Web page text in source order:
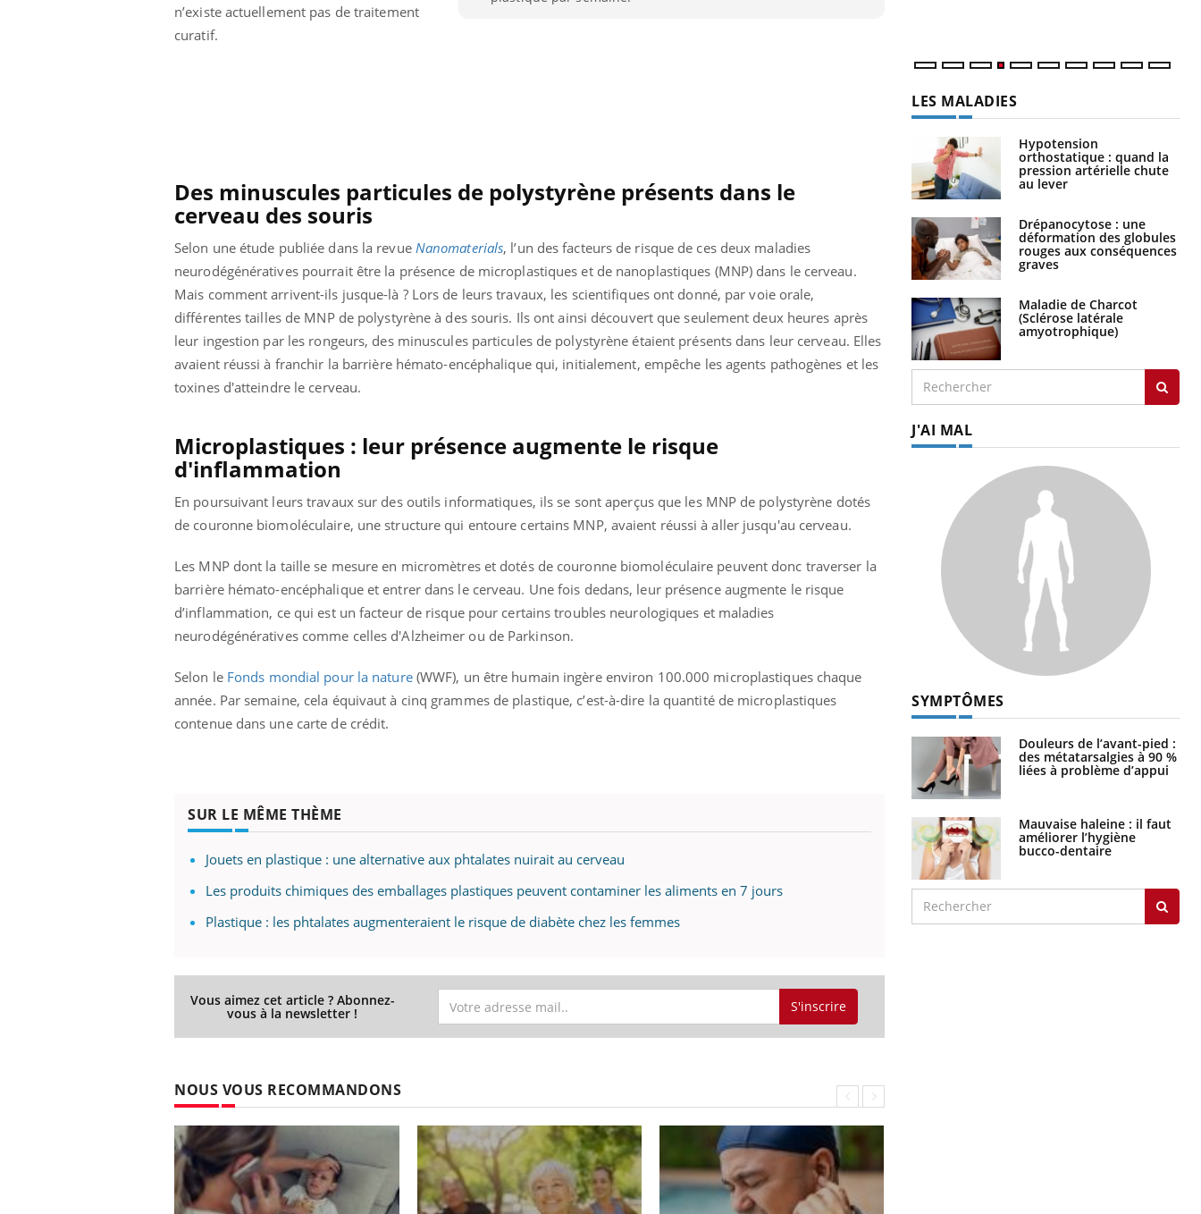
n’existe actuellement pas de traitement
curatif.
Des minuscules particules de polystyrène présents dans le
cerveau des souris
Selon une étude publiée dans la revue Nanomaterials, l’un des facteurs de risque de ces deux maladies
neurodégénératives pourrait être la présence de microplastiques et de nanoplastiques (MNP) dans le cerveau.
Mais comment arrivent-ils jusque-là ? Lors de leurs travaux, les scientifiques ont donné, par voie orale,
différentes tailles de MNP de polystyrène à des souris. Ils ont ainsi découvert que seulement deux heures après
leur ingestion par les rongeurs, des minuscules particules de polystyrène étaient présents dans leur cerveau. Elles
avaient réussi à franchir la barrière hémato-encéphalique qui, initialement, empêche les agents pathogènes et les
toxines d'atteindre le cerveau.
Microplastiques : leur présence augmente le risque
d'inflammation
En poursuivant leurs travaux sur des outils informatiques, ils se sont aperçus que les MNP de polystyrène dotés
de couronne biomoléculaire, une structure qui entoure certains MNP, avaient réussi à aller jusqu'au cerveau.
Les MNP dont la taille se mesure en micromètres et dotés de couronne biomoléculaire peuvent donc traverser la
barrière hémato-encéphalique et entrer dans le cerveau. Une fois dedans, leur présence augmente le risque
d’inflammation, ce qui est un facteur de risque pour certains troubles neurologiques et maladies
neurodégénératives comme celles d'Alzheimer ou de Parkinson.
Selon le Fonds mondial pour la nature(WWF), un être humain ingère environ 100.000 microplastiques chaque
année. Par semaine, cela équivaut à cinq grammes de plastique, c’est-à-dire la quantité de microplastiques
contenue dans une carte de crédit.
SUR LE MÊME THÈME
Jouets en plastique : une alternative aux phtalates nuirait au cerveau
Les produits chimiques des emballages plastiques peuvent contaminer les aliments en 7 jours
Plastique : les phtalates augmenteraient le risque de diabète chez les femmes
Vous aimez cet article ? Abonnez-
vous à la newsletter ! S'inscrire
NOUS VOUS RECOMMANDONS
LES MALADIES
Hypotension
orthostatique : quand la
pression artérielle chute
au lever
Drépanocytose : une
déformation des globules
rouges aux conséquences
graves
Maladie de Charcot
(Sclérose latérale
amyotrophique)
J'AI MAL
SYMPTÔMES
Douleurs de l’avant-pied :
des métatarsalgies à 90 %
liées à problème d’appui
Mauvaise haleine : il faut
améliorer l’hygiène
bucco-dentaire